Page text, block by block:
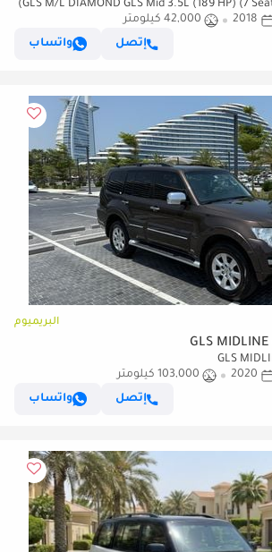
2018
42,000 كيلومتر
إتصل
واتساب
البريميوم
2020
103,000 كيلومتر
إتصل
واتساب